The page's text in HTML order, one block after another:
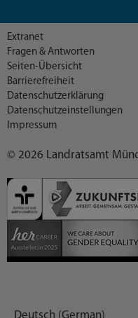
© 2026 Landratsamt
Extranet
Fragen & Antworten
Seiten-Übersicht
Barrierefreiheit
Datenschutzerklärung
Datenschutzeinstellungen
Impressum
Deutsch (German)